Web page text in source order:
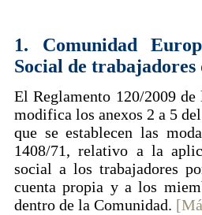
1. Comunidad
Social de trabajadores
El Reglamento 120/2009
modifica los anexos 2 a 5
que se establecen las
1408/71, relativo a la
social a los trabajadores
cuenta propia y a los
dentro de la Comunidad.